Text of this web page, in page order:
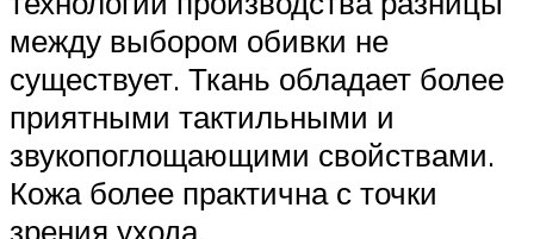
между выбором обивки не
существует. Ткань обладает более
приятными тактильными и
звукопоглощающими свойствами.
Кожа более практична с точки
зрения ухода.